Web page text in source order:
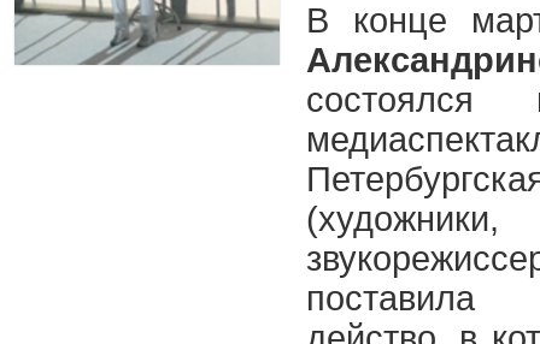
В конце
состоялся
поставила